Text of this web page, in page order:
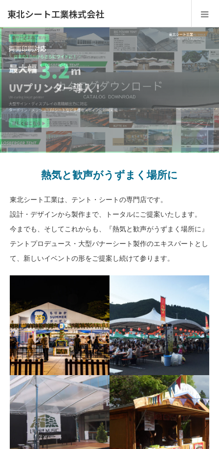
東北シート工業株式会社
熱気と歓声がうずまく場所に
東北シート工業は、テント・シートの専門店です。
設計・デザインから製作まで、トータルにご提案いたします。
今までも、そしてこれからも、『熱気と歓声がうずまく場所に』
テントプロデュース・大型バナーシート製作のエキスパートとし
て、新しいイベントの形をご提案し続けて参ります。
ロスベルガーテント ビッグパワーテント